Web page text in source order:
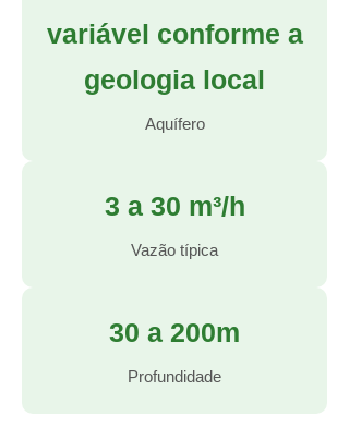
variável conforme a
geologia local
Aquífero
3 a 30 m³/h
Vazão típica
30 a 200m
Profundidade